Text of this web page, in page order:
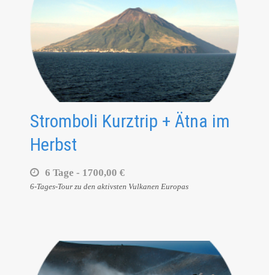
Stromboli Kurztrip + Ätna im
Herbst
6 Tage - 1700,00 €
6-Tages-Tour zu den aktivsten Vulkanen Europas